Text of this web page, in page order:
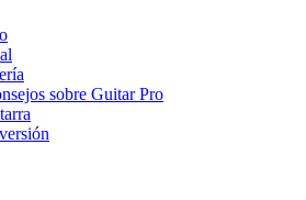
sobre Guitar Pro